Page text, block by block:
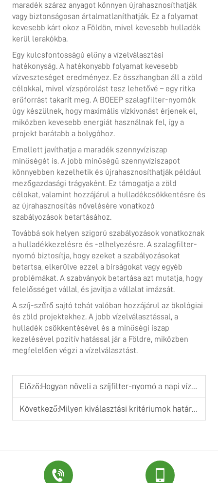
maradék száraz anyagot könnyen újrahasznosíthatják
vagy biztonságosan ártalmatlaníthatják. Ez a folyamat
kevesebb kárt okoz a Földön, mivel kevesebb hulladék
kerül lerakókba.
Egy kulcsfontosságú előny a vízelválasztási
hatékonyság. A hatékonyabb folyamat kevesebb
vízveszteséget eredményez. Ez összhangban áll a zöld
célokkal, mivel vízspórolást tesz lehetővé – egy ritka
erőforrást takarít meg. A BOEEP szalagfilter-nyomók
úgy készülnek, hogy maximális vízkivonást érjenek el,
miközben kevesebb energiát használnak fel, így a
projekt barátabb a bolygóhoz.
Emellett javíthatja a maradék szennyvíziszap
minőségét is. A jobb minőségű szennyvíziszapot
könnyebben kezelhetik és újrahasznosíthatják például
mezőgazdasági trágyaként. Ez támogatja a zöld
célokat, valamint hozzájárul a hulladékcsökkentésre és
az újrahasznosítás növelésére vonatkozó
szabályozások betartásához.
Továbbá sok helyen szigorú szabályozások vonatkoznak
a hulladékkezelésre és -elhelyezésre. A szalagfilter-
nyomó biztosítja, hogy ezeket a szabályozásokat
betartsa, elkerülve ezzel a bírságokat vagy egyéb
problémákat. A szabványok betartása azt mutatja, hogy
felelősséget vállal, és javítja a vállalat imázsát.
A szíj-szűrő sajtó tehát valóban hozzájárul az ökológiai
és zöld projektekhez. A jobb vízelválasztással, a
hulladék csökkentésével és a minőségi iszap
kezelésével pozitív hatással jár a Földre, miközben
megfelelően végzi a vízelválasztást.
Előző:Hogyan növeli a szíjfilter-nyomó a napi vízeltávolítási műveletek hatékonyságát
Következő:Milyen kiválasztási kritériumok határozzák meg egy megbízható csavaros szárítóprés megbízhatóságát